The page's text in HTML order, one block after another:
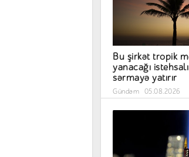
Bu şirkət tropik
yanacağı
sərmayə yatırır
Gündəm 05.08.2026